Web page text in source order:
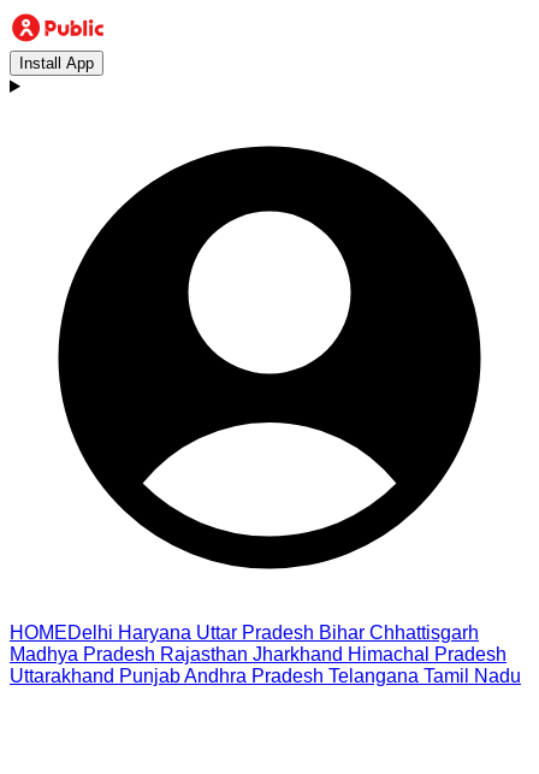
Install App
HOMEDelhi Haryana Uttar Pradesh Bihar Chhattisgarh
Madhya Pradesh Rajasthan Jharkhand Himachal Pradesh
Uttarakhand PunjabAndhra Pradesh Telangana Tamil Nadu